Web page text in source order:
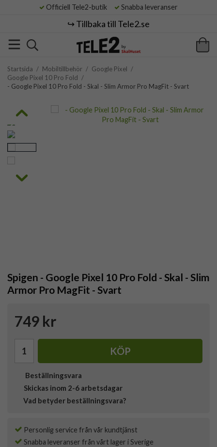
Officiell Tele2-butik Snabba leveranser
↪️ Tillbaka till Tele2.se
Startsida / Mobiltillbehör / Google Pixel /
Google Pixel 10 Pro Fold /
- Google Pixel 10 Pro Fold - Skal - Slim Armor Pro MagFit - Svart
Spigen - Google Pixel 10 Pro Fold - Skal - Slim
Armor Pro MagFit - Svart
749 kr
KÖP
Beställningsvara
Skickas inom 2-6 arbetsdagar
Vad betyder beställningsvara?
Personlig service från vår kundtjänst
Snabba leveranser från vårt lager i Sverige